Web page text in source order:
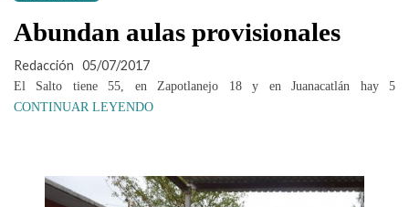
Abundan aulas provisionales
Redacción 05/07/2017
El Salto tiene 55, en Zapotlanejo 18 y en Juanacatlán hay 5
CONTINUAR LEYENDO